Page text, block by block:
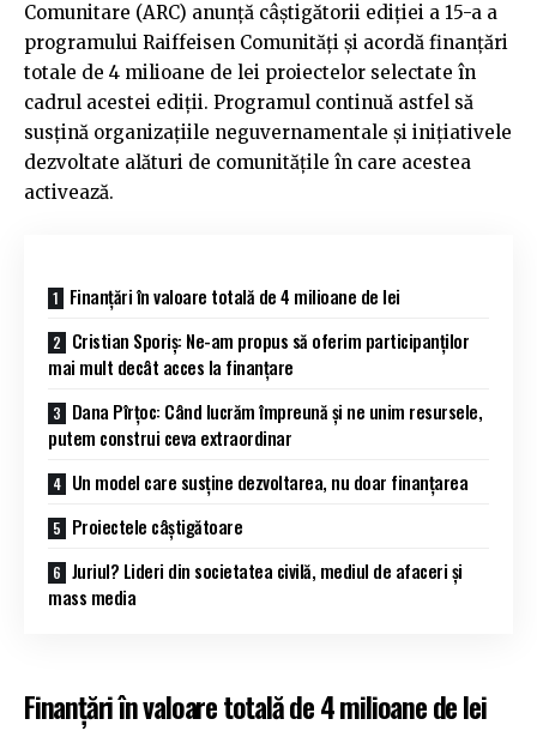
Comunitare (ARC) anunță câștigătorii ediției a 15-a a
programului Raiffeisen Comunități și acordă finanțări
totale de 4 milioane de lei proiectelor selectate în
cadrul acestei ediții. Programul continuă astfel să
susțină organizațiile neguvernamentale și inițiativele
dezvoltate alături de comunitățile în care acestea
activează.
Finanțări în valoare totală de 4 milioane de lei
Cristian Sporiș: Ne-am propus să oferim participanților
mai mult decât acces la finanțare
Dana Pîrțoc: Când lucrăm împreună și ne unim resursele,
putem construi ceva extraordinar
Un model care susține dezvoltarea, nu doar finanțarea
Proiectele câștigătoare
Juriul? Lideri din societatea civilă, mediul de afaceri și
mass media
Finanțări în valoare totală de 4 milioane de lei